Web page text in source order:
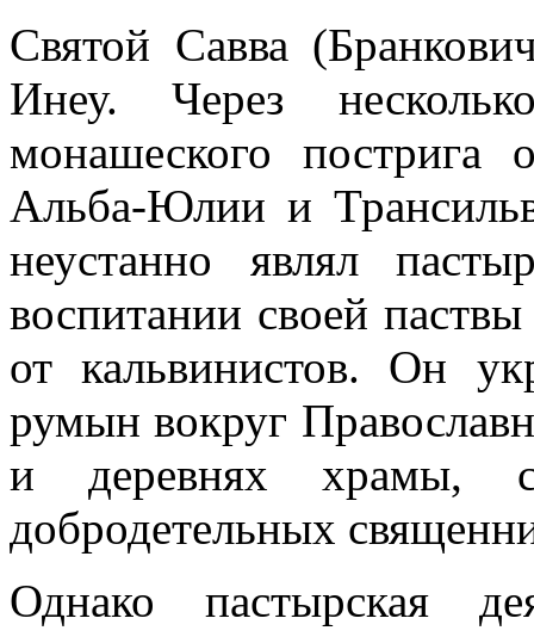
Святой Савва
Инеу. Через
монашеского
Альба-Юлии и
неустанно являл
воспитании своей
от кальвинистов. Он
румын вокруг
и деревнях храмы,
добродетельных
Однако пастырская